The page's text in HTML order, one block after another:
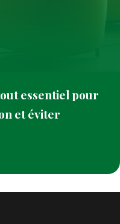
essentiel pour
et éviter